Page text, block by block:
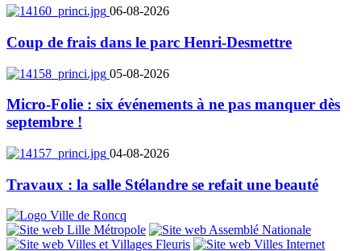
06-08-2026
Coup de frais dans le parc Henri-Desmettre
05-08-2026
Micro-Folie : six événements à ne pas manquer dès
septembre !
04-08-2026
Travaux : la salle Stélandre se refait une beauté